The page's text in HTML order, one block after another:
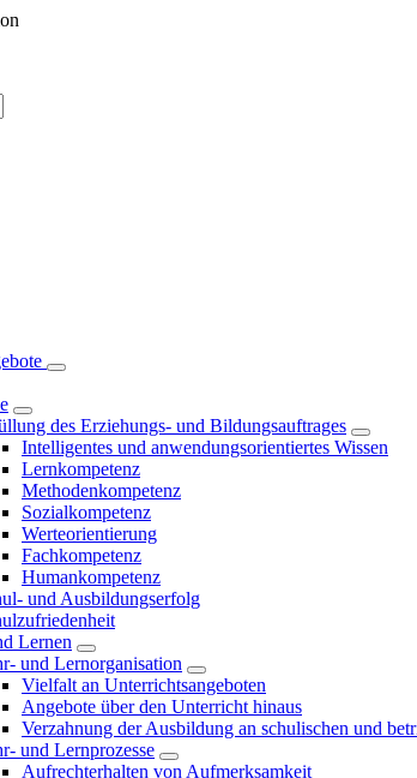
des Erziehungs- und Bildungsauftrages
Intelligentes und anwendungsorientiertes Wissen
Lernkompetenz
Methodenkompetenz
Sozialkompetenz
Werteorientierung
Fachkompetenz
Humankompetenz
und Ausbildungserfolg
Lernen
und Lernorganisation
Vielfalt an Unterrichtsangeboten
Angebote über den Unterricht hinaus
Verzahnung der Ausbildung an schulischen und
und Lernprozesse
Aufrechterhalten von Aufmerksamkeit